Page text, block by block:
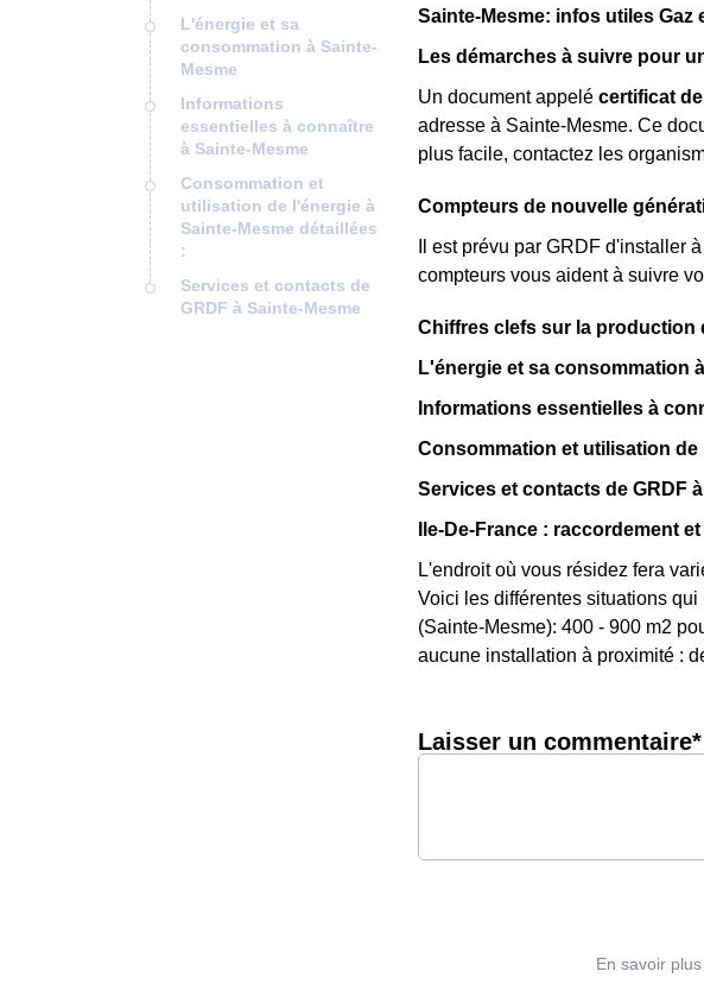
L'énergie et sa
consommation à Sainte-
Mesme
Informations
essentielles à connaître
à Sainte-Mesme
Consommation et
utilisation de l'énergie à
Sainte-Mesme détaillées
:
Services et contacts de
GRDF à Sainte-Mesme
Sainte-Mesme: infos utiles Gaz
Les démarches à suivre pour
Un document appelé certificat
adresse à Sainte-Mesme. Ce
plus facile, contactez les
Compteurs de nouvelle
Il est prévu par GRDF d'installer
compteurs vous aident à suivre
Chiffres clefs sur la production
L'énergie et sa consommation
Informations essentielles à
Consommation et utilisation de
Services et contacts de GRDF
Ile-De-France : raccordement
L'endroit où vous résidez fera
Voici les différentes situations
(Sainte-Mesme): 400 - 900 m2
aucune installation à proximité :
Laisser un commentaire*
En savoir